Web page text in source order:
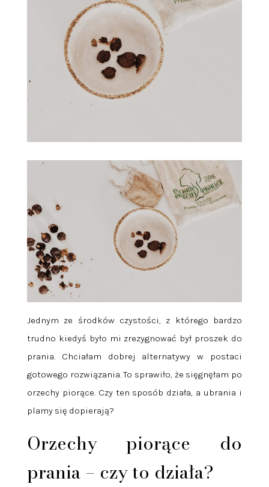
Jednym ze środków czystości, z którego bardzo
trudno kiedyś było mi zrezygnować był proszek do
prania. Chciałam dobrej alternatywy w postaci
gotowego rozwiązania. To sprawiło, że sięgnęłam po
orzechy piorące. Czy ten sposób działa, a ubrania i
plamy się dopierają?
Orzechy piorące do
prania – czy to działa?